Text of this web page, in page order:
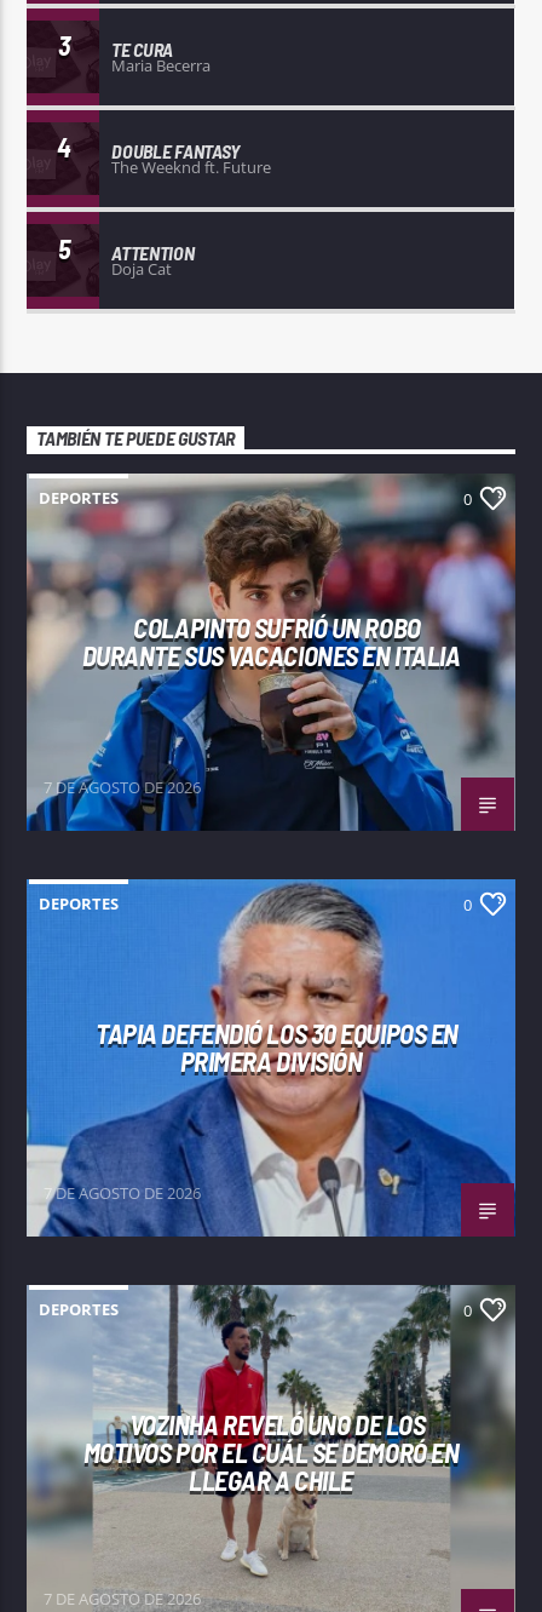
3 TE CURA
Maria Becerra
4 DOUBLE FANTASY
The Weeknd ft. Future
5 ATTENTION
Doja Cat
TAMBIÉN TE PUEDE GUSTAR
DEPORTES 0
COLAPINTO SUFRIÓ UN ROBO
DURANTE SUS VACACIONES EN ITALIA
7 DE AGOSTO DE 2026
DEPORTES 0
TAPIA DEFENDIÓ LOS 30 EQUIPOS EN
PRIMERA DIVISIÓN
7 DE AGOSTO DE 2026
DEPORTES 0
VOZINHA REVELÓ UNO DE LOS
MOTIVOS POR EL CUÁL SE DEMORÓ EN
LLEGAR A CHILE
7 DE AGOSTO DE 2026